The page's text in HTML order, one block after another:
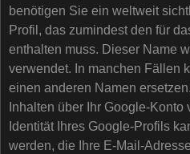
benötigen Sie ein weltweit
Profil, das zumindest den für
enthalten muss. Dieser Name
verwendet. In manchen Fällen
einen anderen Namen
Inhalten über Ihr Google-
Identität Ihres Google-Profils
werden, die Ihre E-Mail-